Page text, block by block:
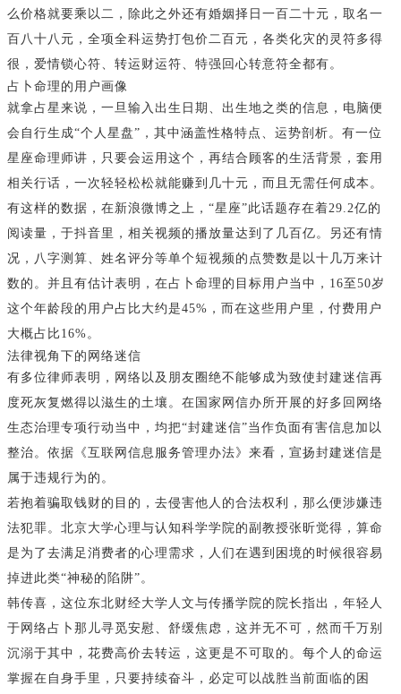
么价格就要乘以二，除此之外还有婚姻择日一百二十元，取名一
百八十八元，全项全科运势打包价二百元，各类化灾的灵符多得
很，爱情锁心符、转运财运符、特强回心转意符全都有。
占卜命理的用户画像
就拿占星来说，一旦输入出生日期、出生地之类的信息，电脑便
会自行生成“个人星盘”，其中涵盖性格特点、运势剖析。有一位
星座命理师讲，只要会运用这个，再结合顾客的生活背景，套用
相关行话，一次轻轻松松就能赚到几十元，而且无需任何成本。
有这样的数据，在新浪微博之上，“星座”此话题存在着29.2亿的
阅读量，于抖音里，相关视频的播放量达到了几百亿。另还有情
况，八字测算、姓名评分等单个短视频的点赞数是以十几万来计
数的。并且有估计表明，在占卜命理的目标用户当中，16至50岁
这个年龄段的用户占比大约是45%，而在这些用户里，付费用户
大概占比16%。
法律视角下的网络迷信
有多位律师表明，网络以及朋友圈绝不能够成为致使封建迷信再
度死灰复燃得以滋生的土壤。在国家网信办所开展的好多回网络
生态治理专项行动当中，均把“封建迷信”当作负面有害信息加以
整治。依据《互联网信息服务管理办法》来看，宣扬封建迷信是
属于违规行为的。
若抱着骗取钱财的目的，去侵害他人的合法权利，那么便涉嫌违
法犯罪。北京大学心理与认知科学学院的副教授张昕觉得，算命
是为了去满足消费者的心理需求，人们在遇到困境的时候很容易
掉进此类“神秘的陷阱”。
韩传喜，这位东北财经大学人文与传播学院的院长指出，年轻人
于网络占卜那儿寻觅安慰、舒缓焦虑，这并无不可，然而千万别
沉溺于其中，花费高价去转运，这更是不可取的。每个人的命运
掌握在自身手里，只要持续奋斗，必定可以战胜当前面临的困